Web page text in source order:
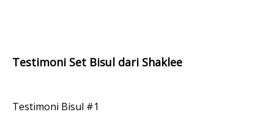
Testimoni Set Bisul dari Shaklee
Testimoni Bisul #1